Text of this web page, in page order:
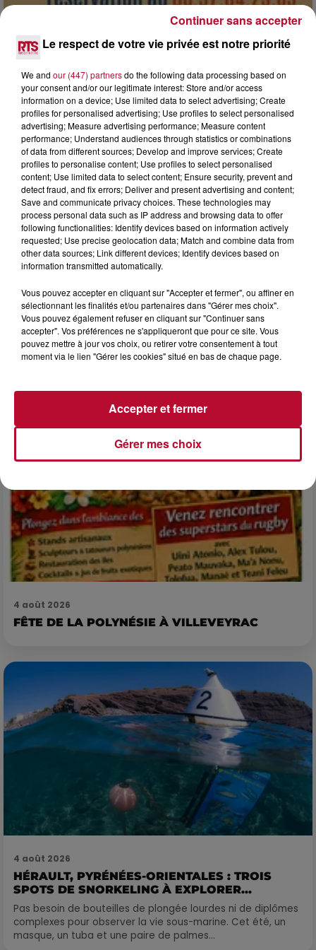
7 août 2026
DINER CONCERT À LA MJC DE MARSEILLAN
6 août 2026
NÎMES : « LE RÊVE DU GLADIATEUR » INVESTIT
LES ARÈNES CES 3...
Après un franc succès l'été dernier, le spectacle « Le Rêve
du gladiateur » revient illuminer l'amphithéâtre romain les 6,
4 août 2026
FÊTE DE LA POLYNÉSIE À VILLEVEYRAC
4 août 2026
HÉRAULT, PYRÉNÉES-ORIENTALES : TROIS
SPOTS DE SNORKELING À EXPLORER...
Pas besoin de bouteilles de plongée lourdes ni de diplômes
complexes pour observer la vie sous-marine. Cet été, un
masque, un tuba et une paire de palmes...
Le respect de votre vie privée est notre priorité
We and our (447) partnersdo the following data processing based on
your consent and/or our legitimate interest: Store and/or access
information on a device; Use limited data to select advertising; Create
profiles for personalised advertising; Use profiles to select personalised
advertising; Measure advertising performance; Measure content
performance; Understand audiences through statistics or combinations
of data from different sources; Develop and improve services; Create
profiles to personalise content; Use profiles to select personalised
content; Use limited data to select content; Ensure security, prevent and
detect fraud, and fix errors; Deliver and present advertising and content;
Save and communicate privacy choices. These technologies may
process personal data such as IP address and browsing data to offer
following functionalities: Identify devices based on information actively
requested; Use precise geolocation data; Match and combine data from
other data sources; Link different devices; Identify devices based on
information transmitted automatically.
Vous pouvez accepter en cliquant sur "Accepter et fermer", ou affiner en
sélectionnant les finalités et/ou partenaires dans "Gérer mes choix".
Vous pouvez également refuser en cliquant sur "Continuer sans
accepter". Vos préférences ne s'appliqueront que pour ce site. Vous
pouvez mettre à jour vos choix, ou retirer votre consentement à tout
moment via le lien "Gérer les cookies" situé en bas de chaque page.
Gérer mes choix
Accepter et fermer
Continuer sans accepter